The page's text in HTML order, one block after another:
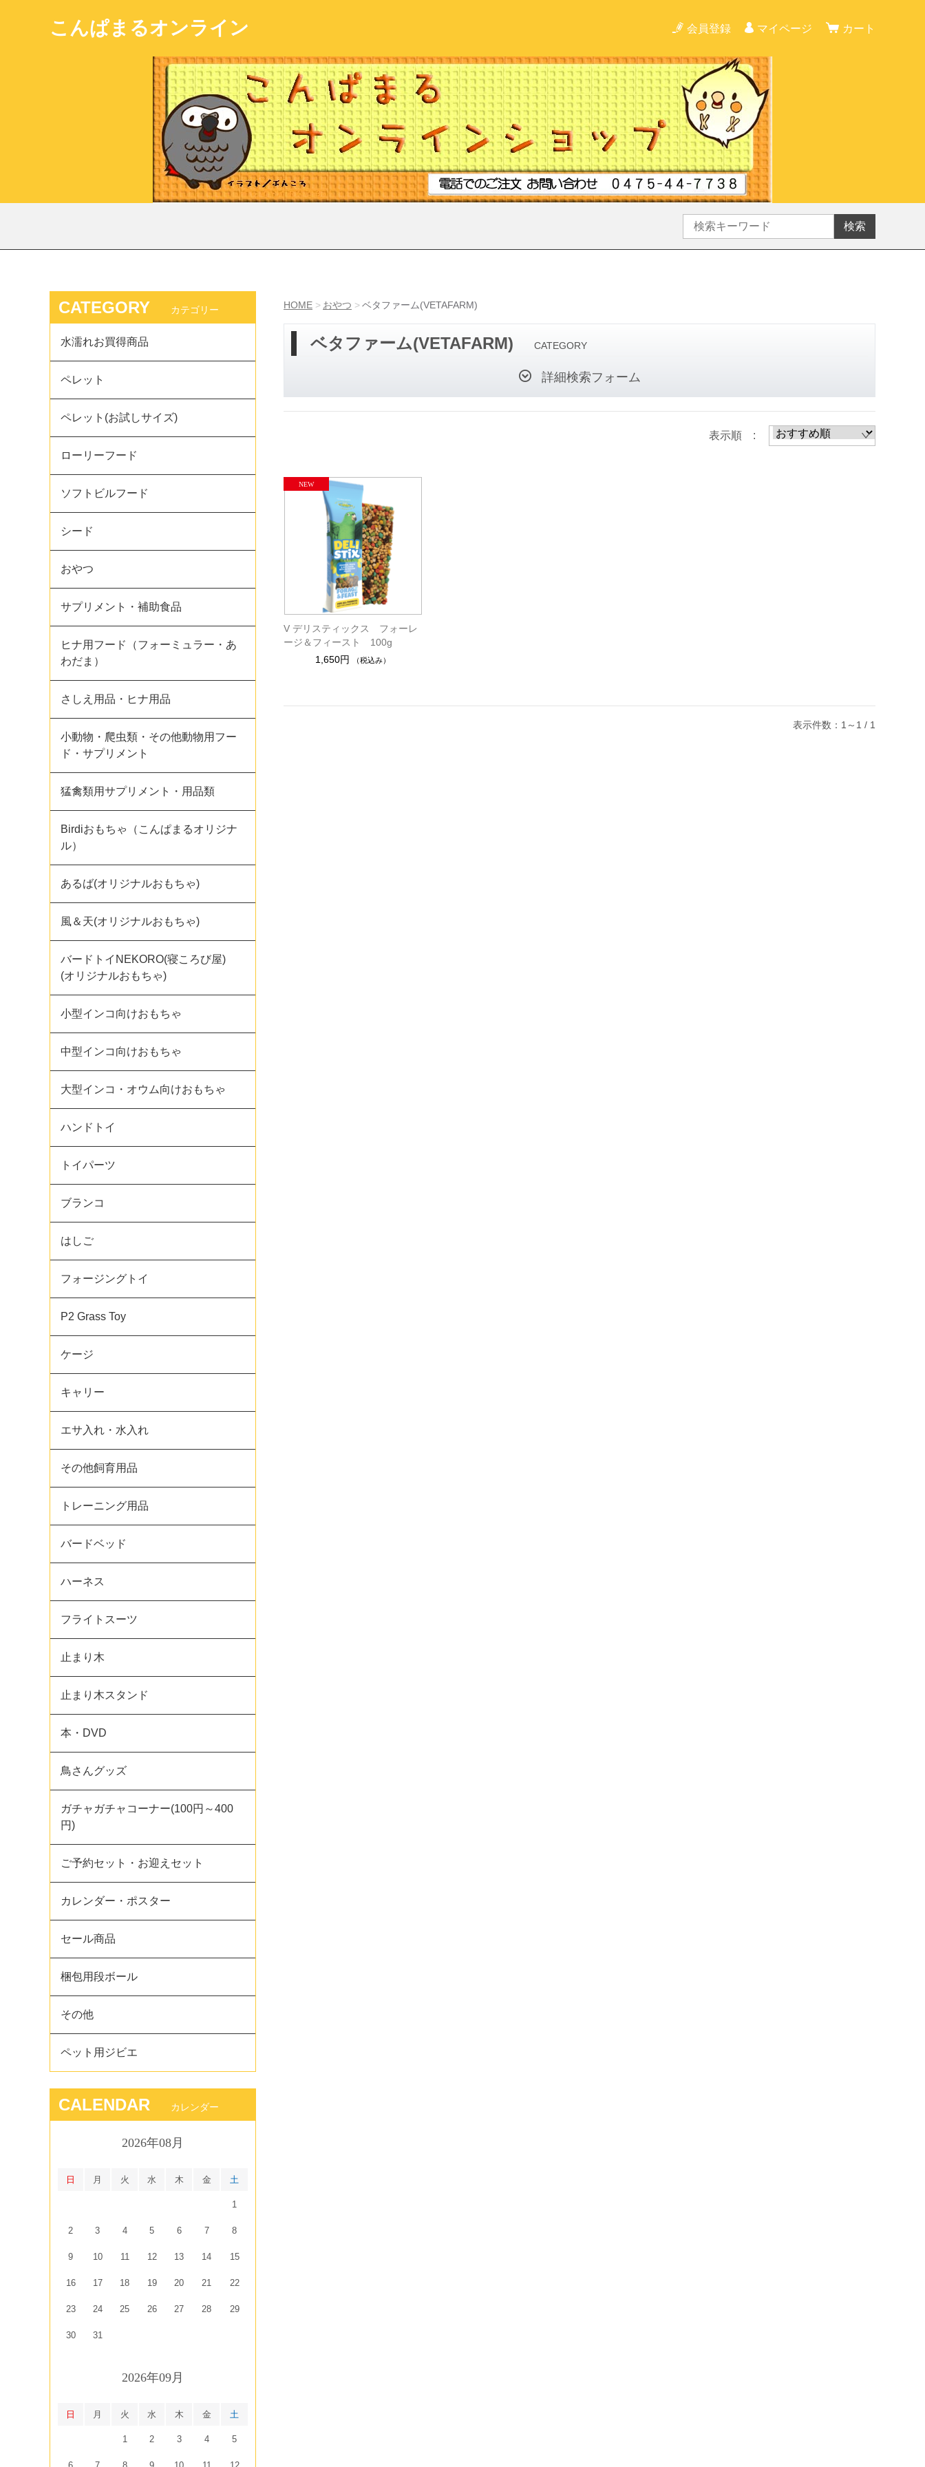
こんぱまるオンライン 会員登録 マイページ カート
検索
HOME おやつ ベタファーム(VETAFARM)
ベタファーム(VETAFARM) CATEGORY
詳細検索フォーム
表示順 :
V デリスティックス フォーレ
ージ＆フィースト 100g
1,650円
（税込み）
表示件数：1～1 / 1
CATEGORY カテゴリー
水濡れお買得商品
ペレット
ペレット(お試しサイズ)
ローリーフード
ソフトビルフード
シード
おやつ
サプリメント・補助食品
ヒナ用フード（フォーミュラー・あ
わだま）
さしえ用品・ヒナ用品
小動物・爬虫類・その他動物用フー
ド・サプリメント
猛禽類用サプリメント・用品類
Birdiおもちゃ（こんぱまるオリジナ
ル）
あるば(オリジナルおもちゃ)
風＆天(オリジナルおもちゃ)
バードトイNEKORO(寝ころび屋)
(オリジナルおもちゃ)
小型インコ向けおもちゃ
中型インコ向けおもちゃ
大型インコ・オウム向けおもちゃ
ハンドトイ
トイパーツ
ブランコ
はしご
フォージングトイ
P2 Grass Toy
ケージ
キャリー
エサ入れ・水入れ
その他飼育用品
トレーニング用品
バードベッド
ハーネス
フライトスーツ
止まり木
止まり木スタンド
本・DVD
鳥さんグッズ
ガチャガチャコーナー(100円～400
円)
ご予約セット・お迎えセット
カレンダー・ポスター
セール商品
梱包用段ボール
その他
ペット用ジビエ
CALENDAR カレンダー
2026年08月
日 月 火 水 木 金 土
1
2 3 4 5 6 7 8
9 10 11 12 13 14 15
16 17 18 19 20 21 22
23 24 25 26 27 28 29
30 31
2026年09月
日 月 火 水 木 金 土
1 2 3 4 5